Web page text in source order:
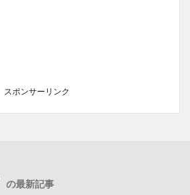
スポンサーリンク
の最新記事